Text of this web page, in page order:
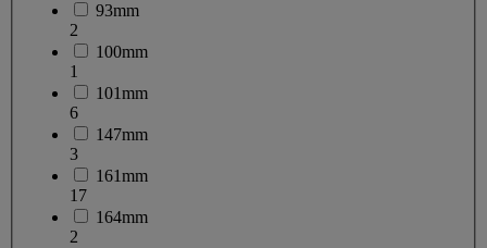
93mm
2
100mm
1
101mm
6
147mm
3
161mm
17
164mm
2